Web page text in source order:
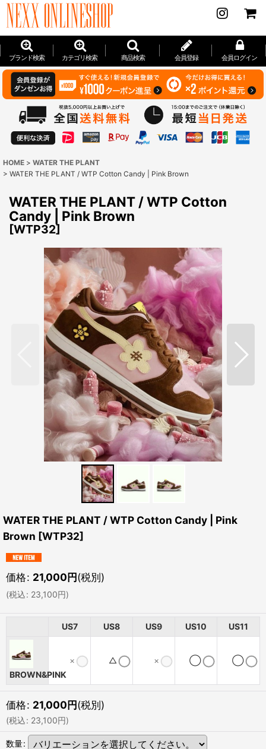
ブランド検索 カテゴリ検索 商品検索 会員登録 会員ログイン
HOME > WATER THE PLANT
> WATER THE PLANT / WTP Cotton Candy | Pink Brown
WATER THE PLANT / WTP Cotton
Candy | Pink Brown
[WTP32]
WATER THE PLANT / WTP Cotton Candy | Pink
Brown [WTP32]
価格: 21,000円(税別)
(税込: 23,100円)
US7 US8 US9 US10 US11
BROWN&PINK
× △ × ◯ ◯
価格: 21,000円(税別)
(税込: 23,100円)
数量: